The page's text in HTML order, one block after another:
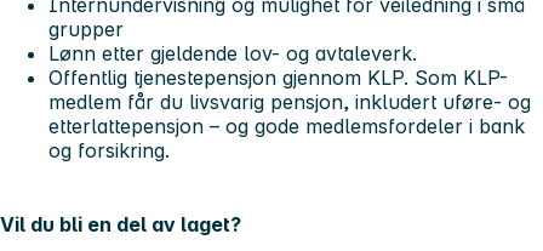
grupper
Lønn etter gjeldende lov- og avtaleverk.
Offentlig tjenestepensjon gjennom KLP. Som KLP-
medlem får du livsvarig pensjon, inkludert uføre- og
etterlattepensjon – og gode medlemsfordeler i bank
og forsikring.
Vil du bli en del av laget?